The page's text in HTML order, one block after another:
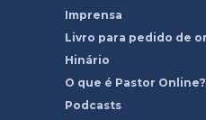
Imprensa
Livro para pedido de
Hinário
O que é Pastor Online?
Podcasts